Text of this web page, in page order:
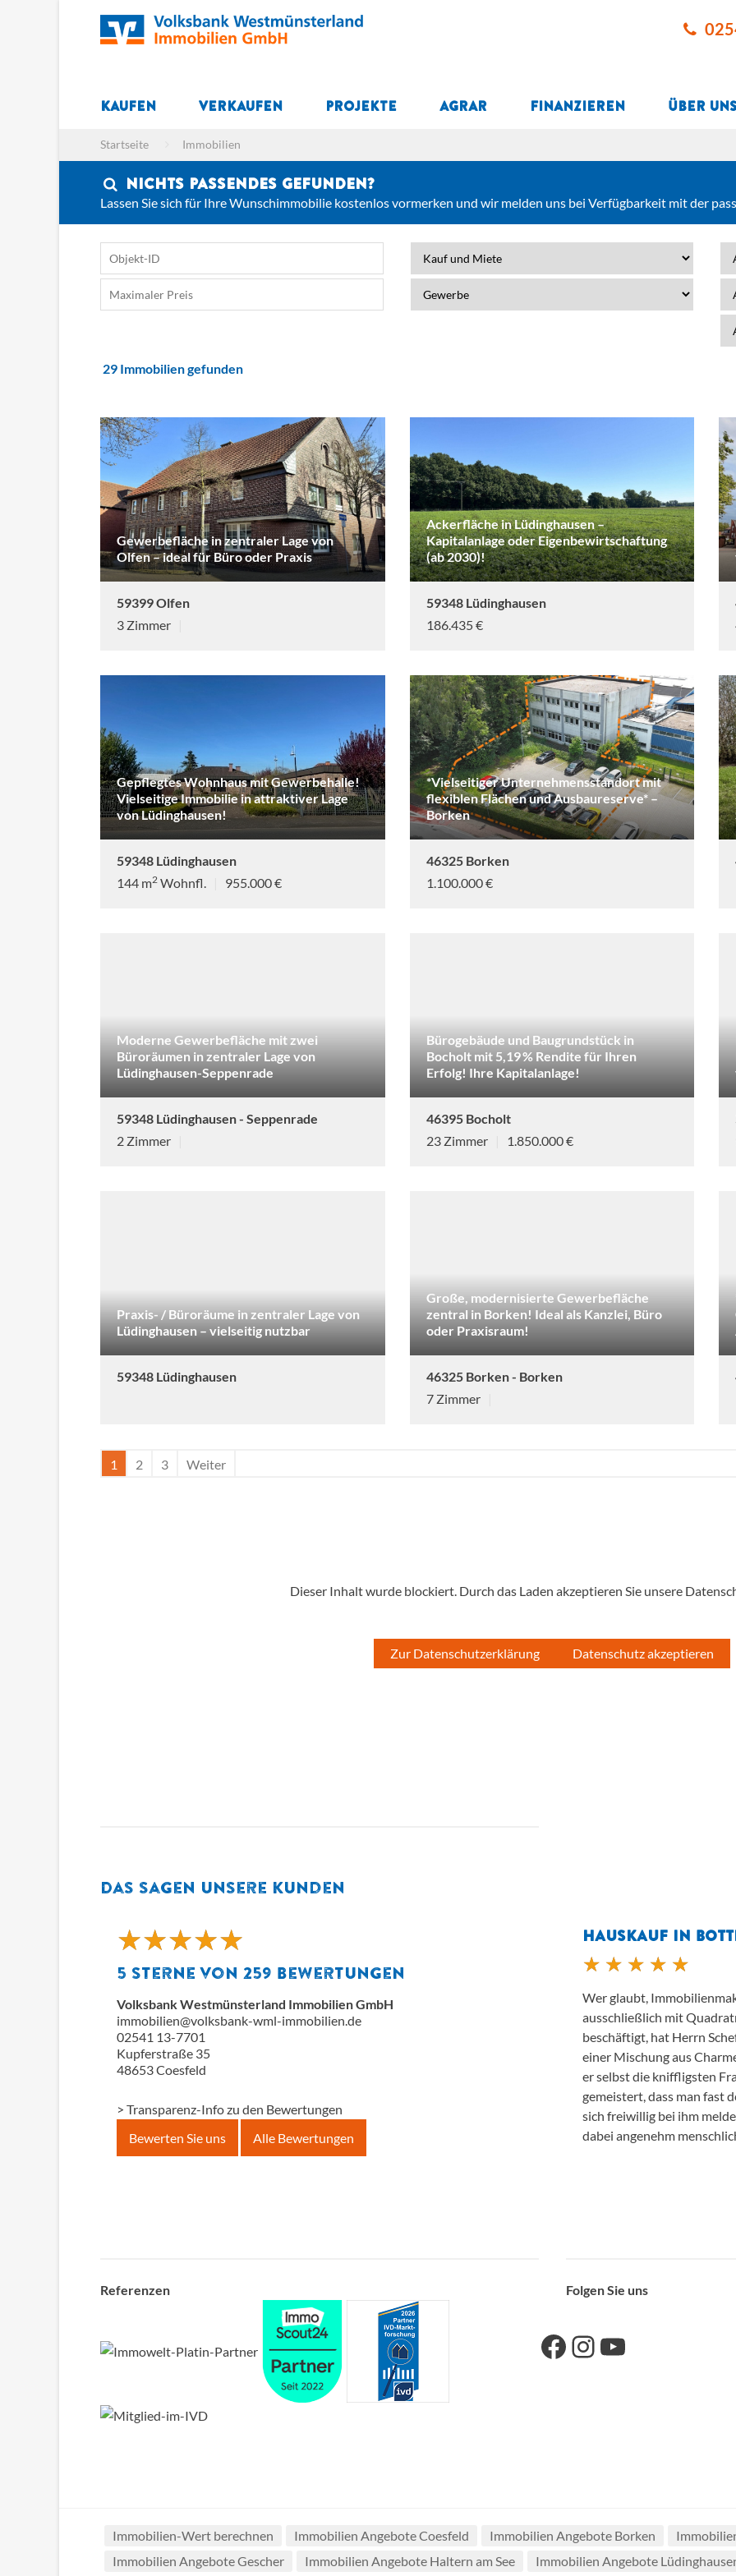
Kaufen Verkaufen Projekte Agrar Finanzieren Über uns
Startseite Immobilien
Nichts Passendes gefunden?
Lassen Sie sich für Ihre Wunschimmobilie kostenlos vormerken und wir melden uns bei Verfügbarkeit mit der
29 Immobilien gefunden
Gewerbefläche in zentraler Lage von
Olfen – ideal für Büro oder Praxis
59399 Olfen
3 Zimmer
Ackerfläche in Lüdinghausen –
Kapitalanlage oder Eigenbewirtschaftung
(ab 2030)!
59348 Lüdinghausen
186.435 €
Gepflegtes Wohnhaus mit Gewerbehalle!
Vielseitige Immobilie in attraktiver Lage
von Lüdinghausen!
59348 Lüdinghausen
144 m2 Wohnfl. 955.000 €
*Vielseitiger Unternehmensstandort mit
flexiblen Flächen und Ausbaureserve* –
Borken
46325 Borken
1.100.000 €
Moderne Gewerbefläche mit zwei
Büroräumen in zentraler Lage von
Lüdinghausen-Seppenrade
59348 Lüdinghausen - Seppenrade
2 Zimmer
Bürogebäude und Baugrundstück in
Bocholt mit 5,19 % Rendite für Ihren
Erfolg! Ihre Kapitalanlage!
46395 Bocholt
23 Zimmer
1.850.000 €
Praxis- / Büroräume in zentraler Lage von
Lüdinghausen – vielseitig nutzbar
59348 Lüdinghausen
Große, modernisierte Gewerbefläche
zentral in Borken! Ideal als Kanzlei, Büro
oder Praxisraum!
46325 Borken - Borken
7 Zimmer
1 2 3 Weiter
Dieser Inhalt wurde blockiert. Durch das Laden akzeptieren Sie unsere
Zur Datenschutzerklärung Datenschutz akzeptieren
Das sagen unsere Kunden
★★★★★
★★★★★
5 Sterne von 259 Bewertungen
Volksbank Westmünsterland Immobilien GmbH
immobilien@volksbank-wml-immobilien.de
02541 13-7701
Kupferstraße 35
48653Coesfeld
> Transparenz-Info zu den Bewertungen
Bewerten Sie uns
Alle Bewertungen
HAUSKAUF IN
Wer glaubt,
ausschließlich mit
beschäftigt, hat Herrn
einer Mischung aus
er selbst die kniffligsten
gemeistert, dass man fast
sich freiwillig bei ihm
dabei angenehm
Referenzen Folgen Sie uns
Link zu unserer Facebook-Seite Link zu unseres Instagram-Accounts
Immobilien-Wert berechnen Immobilien Angebote Coesfeld Immobilien Angebote Borken
Immobilien Angebote Gescher
Immobilien Angebote Haltern am See Immobilien Angebote